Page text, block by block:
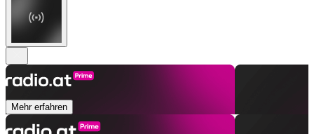
Mehr erfahren